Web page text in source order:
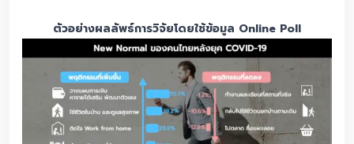
ตัวอย่างผลลัพธ์การวิจัยโดยใช้ข้อมูล Online Poll